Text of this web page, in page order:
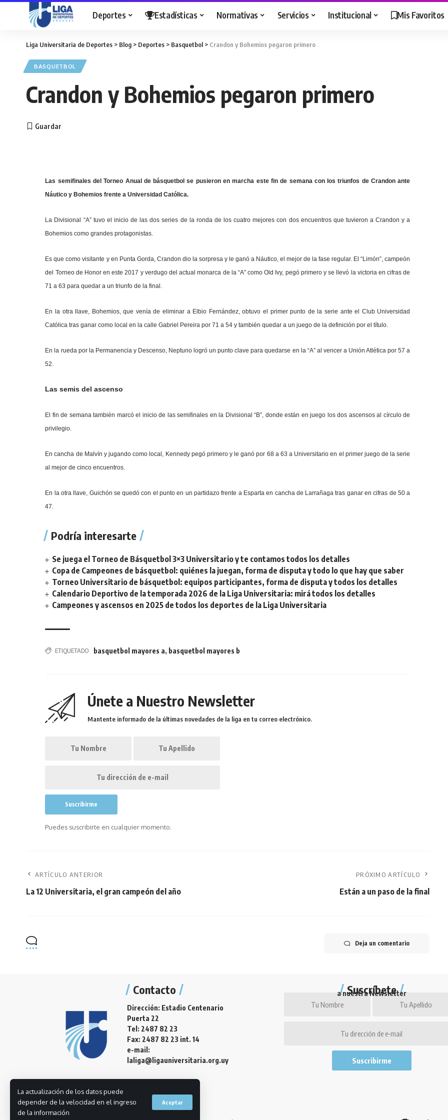
La actualización de los datos puede
depender de la velocidad en el ingreso
de la información
Aceptar
Deportes Estadísticas Normativas Servicios Institucional Mis Favoritos
Liga Universitaria de Deportes > Blog > Deportes > Basquetbol > Crandon y Bohemios pegaron primero
BASQUETBOL
Crandon y Bohemios pegaron primero
Las semifinales del Torneo Anual de básquetbol se pusieron en marcha este fin de semana con los triunfos de Crandon ante
Náutico y Bohemios frente a Universidad Católica.
La Divisional “A” tuvo el inicio de las dos series de la ronda de los cuatro mejores con dos encuentros que tuvieron a Crandon y a
Bohemios como grandes protagonistas.
Es que como visitante y en Punta Gorda, Crandon dio la sorpresa y le ganó a Náutico, el mejor de la fase regular. El “Limón”, campeón
del Torneo de Honor en este 2017 y verdugo del actual monarca de la “A” como Old Ivy, pegó primero y se llevó la victoria en cifras de
71 a 63 para quedar a un triunfo de la final.
En la otra llave, Bohemios, que venía de eliminar a Elbio Fernández, obtuvo el primer punto de la serie ante el Club Universidad
Católica tras ganar como local en la calle Gabriel Pereira por 71 a 54 y también quedar a un juego de la definición por el título.
En la rueda por la Permanencia y Descenso, Neptuno logró un punto clave para quedarse en la “A” al vencer a Unión Atlética por 57 a
52.
Las semis del ascenso
El fin de semana también marcó el inicio de las semifinales en la Divisional “B”, donde están en juego los dos ascensos al círculo de
privilegio.
En cancha de Malvín y jugando como local, Kennedy pegó primero y le ganó por 68 a 63 a Universitario en el primer juego de la serie
al mejor de cinco encuentros.
En la otra llave, Guichón se quedó con el punto en un partidazo frente a Esparta en cancha de Larrañaga tras ganar en cifras de 50 a
47.
Podría interesarte
Se juega el Torneo de Básquetbol 3×3 Universitario y te contamos todos los detalles
Copa de Campeones de básquetbol: quiénes la juegan, forma de disputa y todo lo que hay que saber
Torneo Universitario de básquetbol: equipos participantes, forma de disputa y todos los detalles
Calendario Deportivo de la temporada 2026 de la Liga Universitaria: mirá todos los detalles
Campeones y ascensos en 2025 de todos los deportes de la Liga Universitaria
ETIQUETADO basquetbol mayores a, basquetbol mayores b
Únete a Nuestro Newsletter
Mantente informado de la últimas novedades de la liga en tu correo electrónico.
Puedes suscribirte en cualquier momento.
ARTÍCULO ANTERIOR
La 12 Universitaria, el gran campeón del año
PRÓXIMO ARTÍCULO
Están a un paso de la final
Deja un comentario
Contacto
Dirección: Estadio Centenario
Puerta 22
Tel: 2487 82 23
Fax: 2487 82 23 int. 14
e-mail:
laliga@ligauniversitaria.org.uy
Suscríbete
a nuestra Newsletter